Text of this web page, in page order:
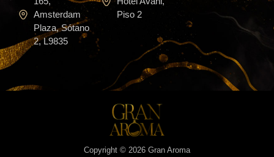
Amsterdam
Plaza, Sótano
2, L9835
Piso 2
Copyright © 2026 Gran Aroma